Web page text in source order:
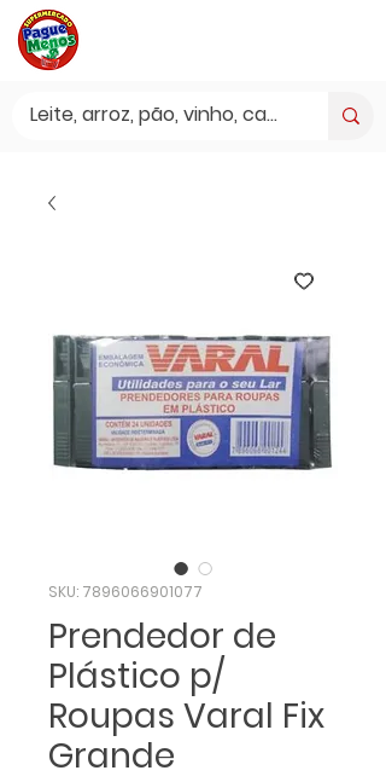
SKU: 7896066901077
Prendedor de
Plástico p/
Roupas Varal Fix
Grande